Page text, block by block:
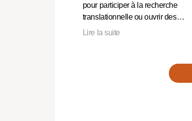
pour participer à la recherche
translationnelle ou ouvrir des…
Lire la suite